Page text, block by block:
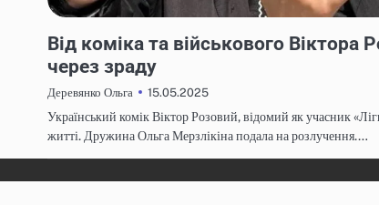
Від коміка та військового Віктора
через зраду
Деревянко Ольга 15.05.2025
Український комік Віктор Розовий, відомий як учасник
житті. Дружина Ольга Мерзлікіна подала на розлучення.…